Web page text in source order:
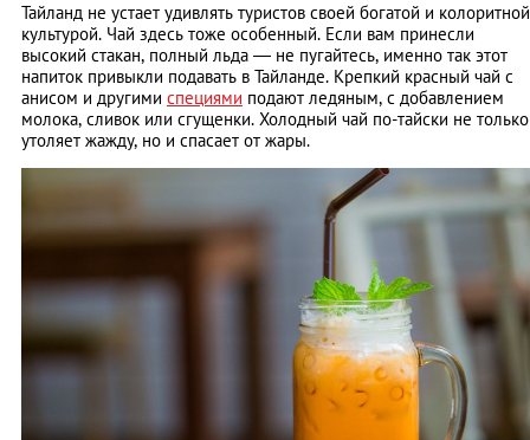
Тайланд не устает удивлять туристов своей богатой и колоритной
культурой. Чай здесь тоже особенный. Если вам принесли
высокий стакан, полный льда — не пугайтесь, именно так этот
напиток привыкли подавать в Тайланде. Крепкий красный чай с
анисом и другими специями подают ледяным, с добавлением
молока, сливок или сгущенки. Холодный чай по-тайски не только
утоляет жажду, но и спасает от жары.